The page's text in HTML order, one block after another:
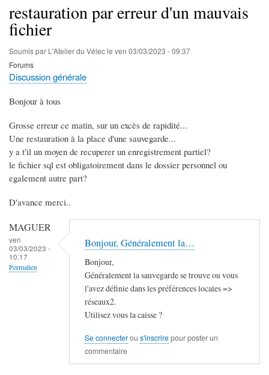
restauration par erreur d'un mauvais
fichier
Soumis par L'Atelier du Vélecle ven 03/03/2023 - 09:37
Forums
Discussion générale
Bonjour à tous
Grosse erreur ce matin, sur un excès de rapidité...
Une restauration à la place d'une sauvegarde...
y a t'il un moyen de recuperer un enregistrement partiel?
le fichier sql est obligatoirement dans le dossier personnel ou
egalement autre part?
D'avance merci..
MAGUER
ven
03/03/2023 -
10:17
Permalien
Bonjour, Généralement la…
Bonjour,
Généralement la sauvegarde se trouve ou vous
l'avez définie dans les préférences locales =>
réseaux2.
Utilisez vous la caisse ?
Se connecterou s'inscrirepour poster un
commentaire